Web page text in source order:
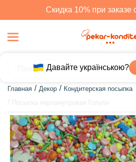
Скидка 10% при заказе
Давайте українською?
Главная Декор
Кондитерская посыпка